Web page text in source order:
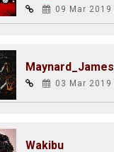
09 Mar 2019
Maynard_James
03 Mar 2019
Wakibu